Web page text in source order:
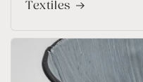
Textiles